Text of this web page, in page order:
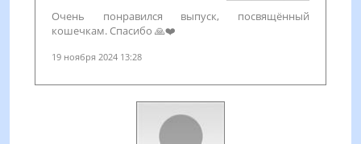
Очень понравился выпуск, посвящённый
кошечкам. Спасибо 🙏❤️
19 ноября 2024 13:28